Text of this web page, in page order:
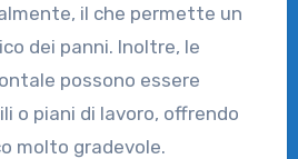
il che permette un
dei panni. Inoltre, le
possono essere
o piani di lavoro, offrendo
molto gradevole.